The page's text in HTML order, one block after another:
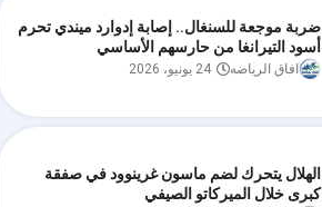
ضربة موجعة للسنغال.. إصابة إدوارد ميندي تحرم
أسود التيرانغا من حارسهم الأساسي
افاق الرياضه 24 يونيو، 2026
الهلال يتحرك لضم ماسون غرينوود في صفقة
كبرى خلال الميركاتو الصيفي